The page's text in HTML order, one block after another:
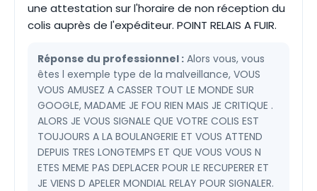
une attestation sur l'horaire de non réception du
colis auprès de l'expéditeur. POINT RELAIS A FUIR.
Réponse du professionnel : Alors vous, vous
êtes l exemple type de la malveillance, VOUS
VOUS AMUSEZ A CASSER TOUT LE MONDE SUR
GOOGLE, MADAME JE FOU RIEN MAIS JE CRITIQUE .
ALORS JE VOUS SIGNALE QUE VOTRE COLIS EST
TOUJOURS A LA BOULANGERIE ET VOUS ATTEND
DEPUIS TRES LONGTEMPS ET QUE VOUS VOUS N
ETES MEME PAS DEPLACER POUR LE RECUPERER ET
JE VIENS D APELER MONDIAL RELAY POUR SIGNALER.